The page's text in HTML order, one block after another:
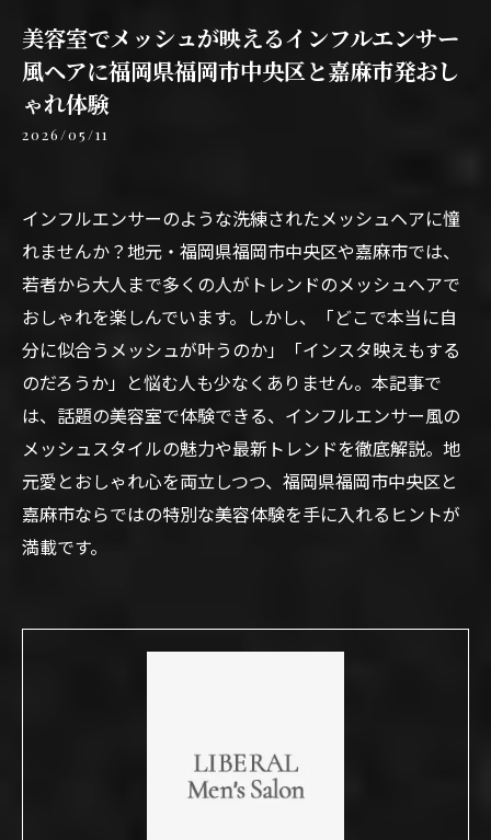
美容室でメッシュが映えるインフルエンサー
風ヘアに福岡県福岡市中央区と嘉麻市発おし
ゃれ体験
2026/05/11
インフルエンサーのような洗練されたメッシュヘアに憧
れませんか？地元・福岡県福岡市中央区や嘉麻市では、
若者から大人まで多くの人がトレンドのメッシュヘアで
おしゃれを楽しんでいます。しかし、「どこで本当に自
分に似合うメッシュが叶うのか」「インスタ映えもする
のだろうか」と悩む人も少なくありません。本記事で
は、話題の美容室で体験できる、インフルエンサー風の
メッシュスタイルの魅力や最新トレンドを徹底解説。地
元愛とおしゃれ心を両立しつつ、福岡県福岡市中央区と
嘉麻市ならではの特別な美容体験を手に入れるヒントが
満載です。